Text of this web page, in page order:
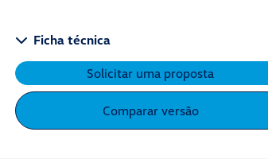
Ficha técnica
Solicitar uma proposta
Comparar versão